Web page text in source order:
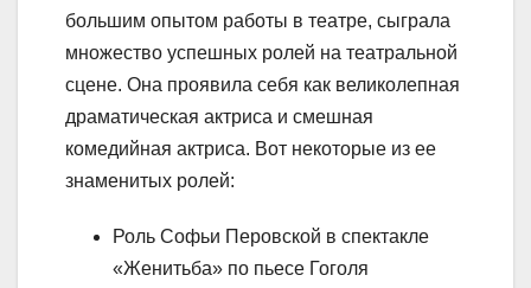
большим опытом работы в театре, сыграла
множество успешных ролей на театральной
сцене. Она проявила себя как великолепная
драматическая актриса и смешная
комедийная актриса. Вот некоторые из ее
знаменитых ролей:
Роль Софьи Перовской в спектакле
«Женитьба» по пьесе Гоголя